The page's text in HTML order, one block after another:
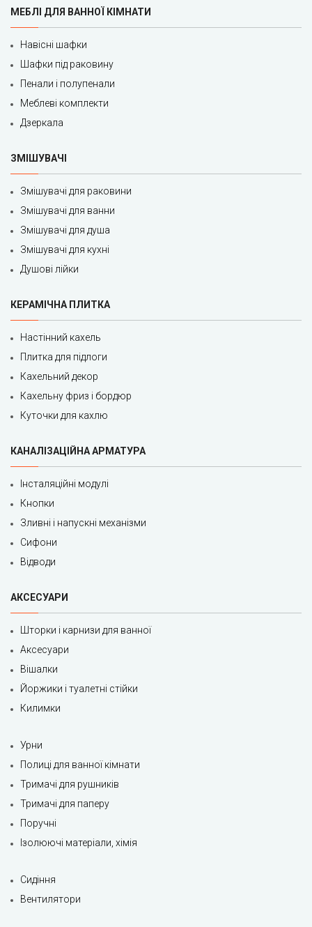
МЕБЛІ ДЛЯ ВАННОЇ КІМНАТИ
Навісні шафки
Шафки під раковину
Пенали і полупенали
Меблеві комплекти
Дзеркала
ЗМІШУВАЧІ
Змішувачі для раковини
Змішувачі для ванни
Змішувачі для душа
Змішувачі для кухні
Душові лійки
КЕРАМІЧНА ПЛИТКА
Настінний кахель
Плитка для підлоги
Кахельний декор
Кахельну фриз і бордюр
Куточки для кахлю
КАНАЛІЗАЦІЙНА АРМАТУРА
Інсталяційні модулі
Кнопки
Зливні і напускні механізми
Сифони
Відводи
АКСЕСУАРИ
Шторки і карнизи для ванної
Аксесуари
Вішалки
Йоржики і туалетні стійки
Килимки
Урни
Полиці для ванної кімнати
Тримачі для рушників
Тримачі для паперу
Поручні
Ізолюючі матеріали, хімія
Сидіння
Вентилятори